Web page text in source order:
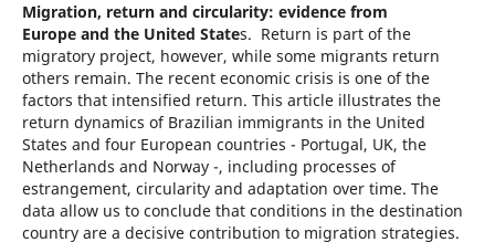
Migration, return and circularity: evidence from
Europe and the United States. Return is part of the
migratory project, however, while some migrants return
others remain. The recent economic crisis is one of the
factors that intensified return. This article illustrates the
return dynamics of Brazilian immigrants in the United
States and four European countries - Portugal, UK, the
Netherlands and Norway -, including processes of
estrangement, circularity and adaptation over time. The
data allow us to conclude that conditions in the destination
country are a decisive contribution to migration strategies.